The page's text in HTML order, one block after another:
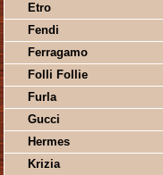
Etro
Fendi
Ferragamo
Folli Follie
Furla
Gucci
Hermes
Krizia